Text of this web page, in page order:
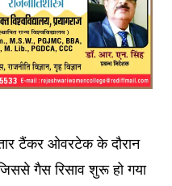
टैंकर ओवरटेक के दौरान
गैस रिसाव शुरू हो गया